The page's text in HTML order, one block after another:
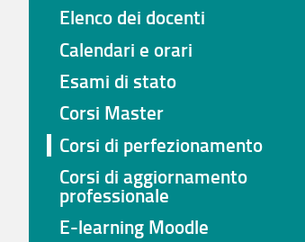
Elenco dei docenti
Calendari e orari
Esami di stato
Corsi Master
Corsi di perfezionamento
Corsi di aggiornamento
professionale
E-learning Moodle